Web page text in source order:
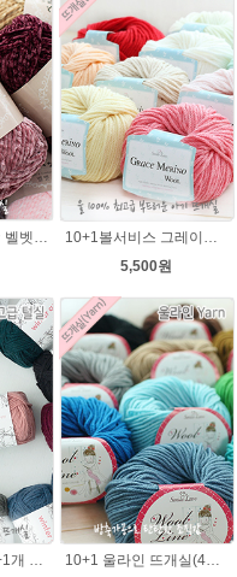
★마감특가세일★ 벨벳털실100g 부드러운뜨개실 극세사 샤넬 뜨개실
10+1볼서비스 그레이스메리노울(Grace MerinoWool) 베이비 유아색상 뜨개실 아기 뜨개질 손뜨개(털실,뜨게질실) 스마일러브
5,500원